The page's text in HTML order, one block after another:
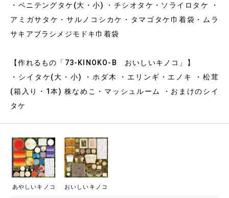
・ベニテングタケ(大・小) ・チシオタケ・ソライロタケ ・
アミガサタケ・サルノコシカケ・タマゴタケ巾着袋・ムラ
サキアブラシメジモドキ巾着袋
【作れるもの「73-KINOKO-B おいしいキノコ」】
・シイタケ(大・小) ・ホダ木 ・エリンギ・エノキ ・松茸
(箱入り・1本) 株なめこ・マッシュルーム ・おまけのシイ
タケ
あやしいキノコ おいしいキノコ